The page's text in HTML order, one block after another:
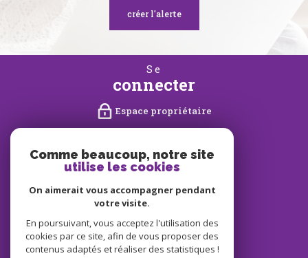
créer l'alerte
se
connecter
Espace propriétaire
suivre
nous
adhérons
Comme beaucoup, notre site
utilise les cookies
On aimerait vous accompagner pendant
votre visite.
En poursuivant, vous acceptez l'utilisation des
cookies par ce site, afin de vous proposer des
contenus adaptés et réaliser des statistiques !